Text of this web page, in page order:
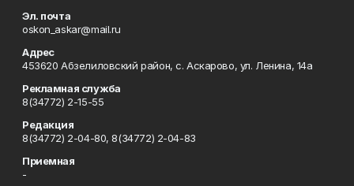
Эл. почта
oskon_askar@mail.ru
Адрес
453620 Абзелиловский район, с. Аскарово, ул. Ленина, 14а
Рекламная служба
8(34772) 2-15-55
Редакция
8(34772) 2-04-80, 8(34772) 2-04-83
Приемная
-